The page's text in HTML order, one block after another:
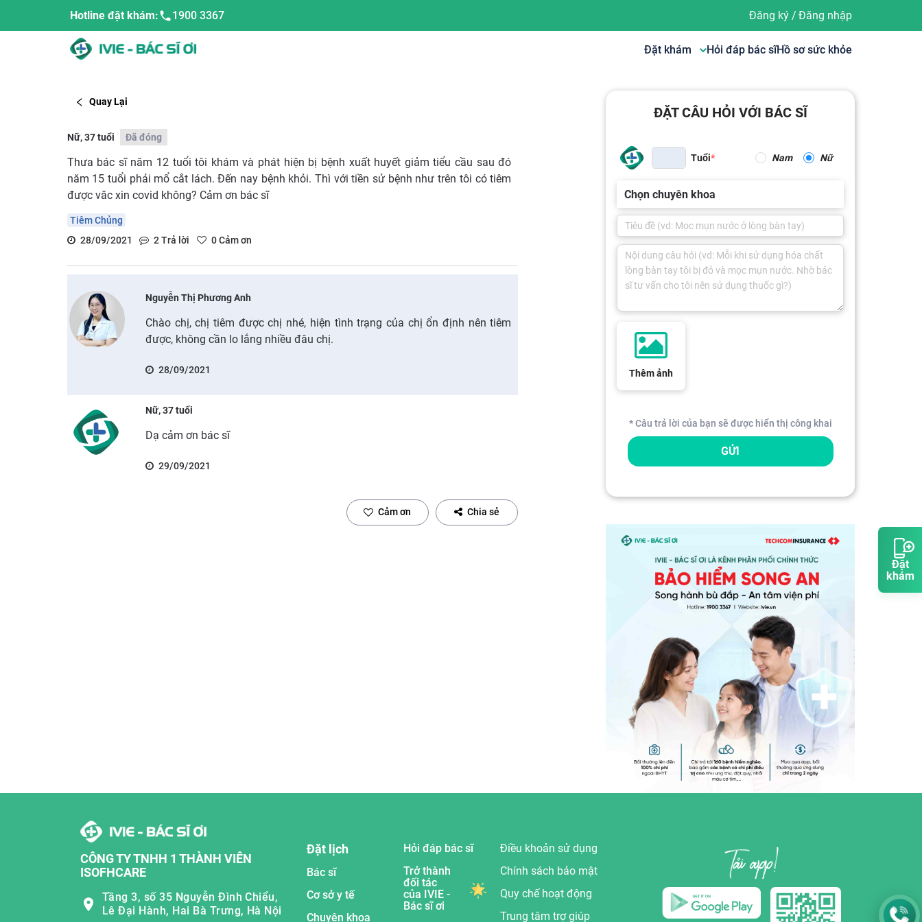
Đặt
khám
Hotline đặt khám: 1900 3367 Đăng ký/ Đăng nhập
Đặt khám Hỏi đáp bác sĩHồ sơ sức khỏe
Quay Lại
Nữ, 37 tuổi Đã đóng
Thưa bác sĩ năm 12 tuổi tôi khám và phát hiện bị bệnh xuất huyết giảm tiểu cầu sau đó
năm 15 tuổi phải mổ cắt lách. Đến nay bệnh khỏi. Thì với tiền sử bệnh như trên tôi có tiêm
được văc xin covid không? Cảm ơn bác sĩ
Tiêm Chủng
28/09/2021
2Trả lời 0Cảm ơn
Nguyễn Thị Phương Anh
Chào chị, chị tiêm được chị nhé, hiện tình trạng của chị ổn định nên tiêm
được, không cần lo lắng nhiều đâu chị.
28/09/2021
Nữ, 37 tuổi
Dạ cảm ơn bác sĩ
29/09/2021
Cảm ơn Chia sẻ
ĐẶT CÂU HỎI VỚI BÁC SĨ
Tuổi Nam Nữ
Chọn chuyên khoa
Thêm ảnh
* Câu trả lời của bạn sẽ được hiển thị công khai
GỬI
CÔNG TY TNHH 1 THÀNH VIÊN
ISOFHCARE
Tầng 3, số 35 Nguyễn Đình Chiểu,
Lê Đại Hành, Hai Bà Trưng, Hà Nội
Đặt lịch
Bác sĩ
Cơ sở y tế
Chuyên khoa
Hỏi đáp bác sĩ
Trở thành
đối tác
của IVIE -
Bác sĩ ơi
Điều khoản sử dụng
Chính sách bảo mật
Quy chế hoạt động
Trung tâm trợ giúp